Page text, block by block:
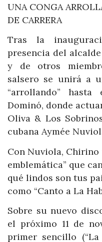
UNA CONGA
DE CARRERA
Tras la
presencia del
y de otros
salsero se unirá a
“arrollando”
Dominó, donde
Oliva & Los
cubana Aymée
Con Nuviola,
emblemática” que
qué lindos son tus
como “Canto a La
Sobre su nuevo
el próximo 11 de
primer sencillo